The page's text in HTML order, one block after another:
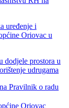
uređenje i
Oriovac u
dodjele prostora u
udrugama
Pravilnik o radu
Oriovac